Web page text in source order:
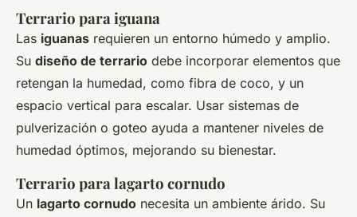
Terrario para iguana
Las iguanas requieren un entorno húmedo y amplio.
Su diseño de terrario debe incorporar elementos que
retengan la humedad, como fibra de coco, y un
espacio vertical para escalar. Usar sistemas de
pulverización o goteo ayuda a mantener niveles de
humedad óptimos, mejorando su bienestar.
Terrario para lagarto cornudo
Un lagarto cornudo necesita un ambiente árido. Su